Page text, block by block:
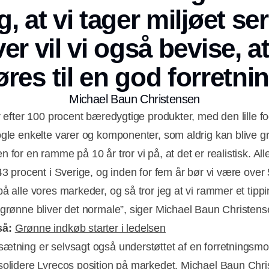
at vi tager miljøet
vil vi også bevise,
til en god
Michael Baun Christensen
efter 100 procent bæredygtige produkter, med den lille
enkelte varer og komponenter, som aldrig kan blive
for en ramme på 10 år tror vi på, at det er realistisk.
procent i Sverige, og inden for fem år bør vi være over
alle vores markeder, og så tror jeg at vi rammer et
bliver det normale”, siger Michael Baun
Grønne indkøb starter i ledelsen
er selvsagt også understøttet af en
Lyrecos position på markedet. Michael Baun